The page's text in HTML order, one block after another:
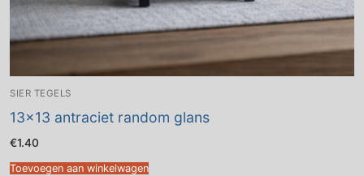
SIER TEGELS
13×13 antraciet random glans
€1.40
Toevoegen aan winkelwagen